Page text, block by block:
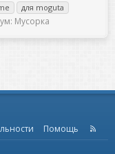
для moguta
Мусорка
Помощь
R